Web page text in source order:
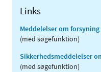
Links
Meddelelser om
(med søgefunktion)
Sikkerhedsmeddelelser
(med søgefunktion)